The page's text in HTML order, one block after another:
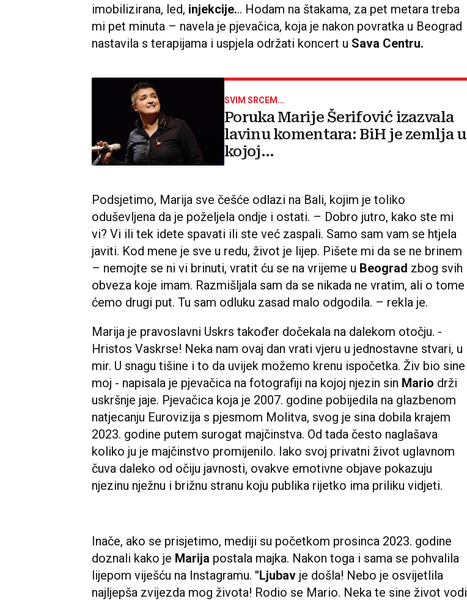
imobilizirana, led, injekcije... Hodam na štakama, za pet metara treba
mi pet minuta – navela je pjevačica, koja je nakon povratka u Beograd
nastavila s terapijama i uspjela održati koncert u Sava Centru.
SVIM SRCEM...
Poruka Marije Šerifović izazvala
lavinu komentara: BiH je zemlja u
kojoj...
Podsjetimo, Marija sve češće odlazi na Bali, kojim je toliko
oduševljena da je poželjela ondje i ostati. – Dobro jutro, kako ste mi
vi? Vi ili tek idete spavati ili ste već zaspali. Samo sam vam se htjela
javiti. Kod mene je sve u redu, život je lijep. Pišete mi da se ne brinem
– nemojte se ni vi brinuti, vratit ću se na vrijeme u Beograd zbog svih
obveza koje imam. Razmišljala sam da se nikada ne vratim, ali o tome
ćemo drugi put. Tu sam odluku zasad malo odgodila. – rekla je.
Marija je pravoslavni Uskrs također dočekala na dalekom otočju. -
Hristos Vaskrse! Neka nam ovaj dan vrati vjeru u jednostavne stvari, u
mir. U snagu tišine i to da uvijek možemo krenu ispočetka. Živ bio sine
moj - napisala je pjevačica na fotografiji na kojoj njezin sin Mario drži
uskršnje jaje. Pjevačica koja je 2007. godine pobijedila na glazbenom
natjecanju Eurovizija s pjesmom Molitva, svog je sina dobila krajem
2023. godine putem surogat majčinstva. Od tada često naglašava
koliko ju je majčinstvo promijenilo. Iako svoj privatni život uglavnom
čuva daleko od očiju javnosti, ovakve emotivne objave pokazuju
njezinu nježnu i brižnu stranu koju publika rijetko ima priliku vidjeti.
Inače, ako se prisjetimo, mediji su početkom prosinca 2023. godine
doznali kako je Marija postala majka. Nakon toga i sama se pohvalila
lijepom viješću na Instagramu. ''Ljubav je došla! Nebo je osvijetlila
najljepša zvijezda mog života! Rodio se Mario. Neka te sine život vodi